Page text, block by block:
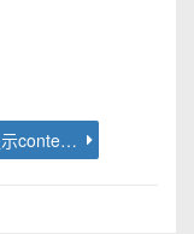
docker提示context deadline exceeded